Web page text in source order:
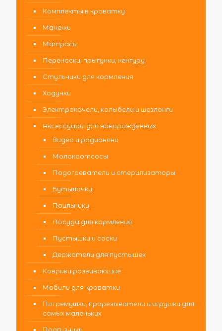
Комплекты в кроватку
Манежи
Матрасы
Переноски, прыгунки, кенгуру
Стульчики для кормления
Ходунки
Электрокачели, колыбели и шезлонги
Аксессуары для новорожденных
Видео и радионяни
Молокоотсосы
Подогреватели и стерилизаторы
Бутылочки
Поильники
Посуда для кормления
Пустышки и соски
Держатели для пустышек
Коврики развивающие
Мобили для кроватки
Погремушки, прорезыватели и игрушки для
самых маленьких